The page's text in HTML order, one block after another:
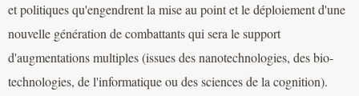
et politiques qu'engendrent la mise au point et le déploiement d'une
nouvelle génération de combattants qui sera le support
d'augmentations multiples (issues des nanotechnologies, des bio-
technologies, de l'informatique ou des sciences de la cognition).